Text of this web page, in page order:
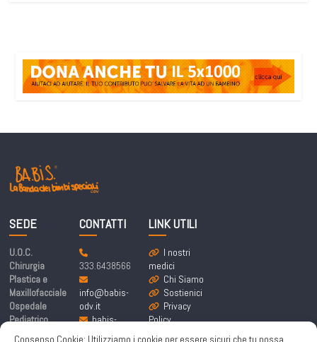
Consenso Cookie: Utilizziamo i cookie per essere sicuri che tu possa
SEDE
U.O.C.
Chirurgia
Plastica e
Maxillofacciale
Ospedale
Pediatrico
Bambino Gesù
CONTATTI
333.6438566
info@babis-
odv.it
babis-
labandadeibim
LINK UTILI
I nostri
medici
Chi Siamo
Sostienici
Privacy
Policy